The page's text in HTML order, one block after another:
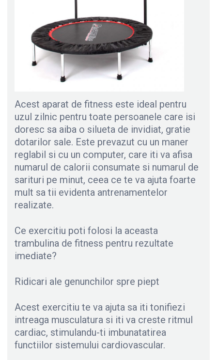
Acest aparat de fitness este ideal pentru
uzul zilnic pentru toate persoanele care isi
doresc sa aiba o silueta de invidiat, gratie
dotarilor sale. Este prevazut cu un maner
reglabil si cu un computer, care iti va afisa
numarul de calorii consumate si numarul de
sarituri pe minut, ceea ce te va ajuta foarte
mult sa tii evidenta antrenamentelor
realizate.
Ce exercitiu poti folosi la aceasta
trambulina de fitness pentru rezultate
imediate?
Ridicari ale genunchilor spre piept
Acest exercitiu te va ajuta sa iti tonifiezi
intreaga musculatura si iti va creste ritmul
cardiac, stimulandu-ti imbunatatirea
functiilor sistemului cardiovascular.